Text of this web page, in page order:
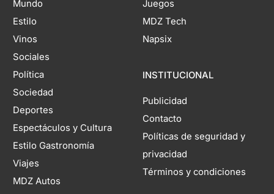
Mundo
Estilo
Vinos
Sociales
Política
Sociedad
Deportes
Espectáculos y Cultura
Estilo Gastronomía
Viajes
MDZ Autos
Juegos
MDZ Tech
Napsix
INSTITUCIONAL
Publicidad
Contacto
Políticas de seguridad y
privacidad
Términos y condiciones